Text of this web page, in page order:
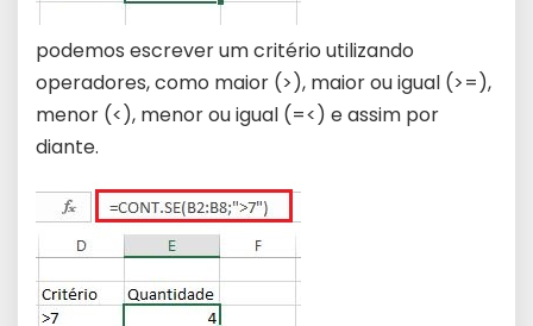
podemos escrever um critério utilizando
operadores, como maior (>), maior ou igual (>=),
menor (<), menor ou igual (=<) e assim por
diante.